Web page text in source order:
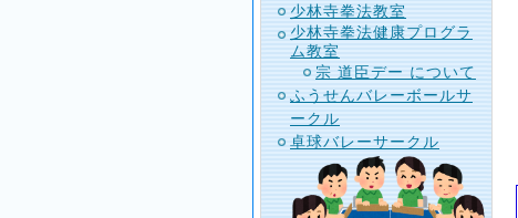
少林寺拳法教室
少林寺拳法健康プログラ
ム教室
宗 道臣デー について
ふうせんバレーボールサ
ークル
卓球バレーサークル